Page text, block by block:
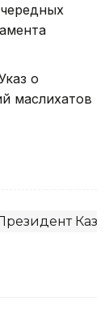
о
маслихатов